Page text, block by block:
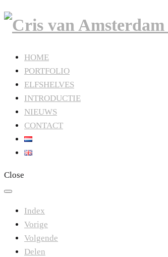
HOME
PORTFOLIO
ELFSHELVES
INTRODUCTIE
NIEUWS
CONTACT
Close
Index
Vorige
Volgende
Delen